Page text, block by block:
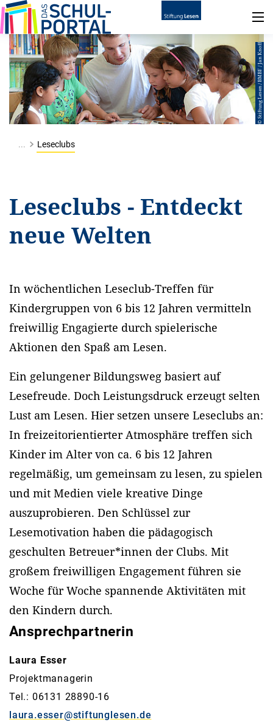
© Stiftung Lesen / BMBF / Jan Knoff
... Leseclubs
Leseclubs - Entdeckt
neue Welten
In wöchentlichen Leseclub-Treffen für
Kindergruppen von 6 bis 12 Jahren vermitteln
freiwillig Engagierte durch spielerische
Aktionen den Spaß am Lesen.
Ein gelungener Bildungsweg basiert auf
Lesefreude. Doch Leistungsdruck erzeugt selten
Lust am Lesen. Hier setzen unsere Leseclubs an:
In freizeitorientierter Atmosphäre treffen sich
Kinder im Alter von ca. 6 bis 12 Jahren
regelmäßig, um gemeinsam zu lesen, zu spielen
und mit Medien viele kreative Dinge
auszuprobieren. Den Schlüssel zur
Lesemotivation haben die pädagogisch
geschulten Betreuer*innen der Clubs. Mit
großem freiwilligen Engagement führen sie
Woche für Woche spannende Aktivitäten mit
den Kindern durch.
Ansprechpartnerin
Laura Esser
Projektmanagerin
Tel.: 06131 28890-16
laura.esser@stiftunglesen.de